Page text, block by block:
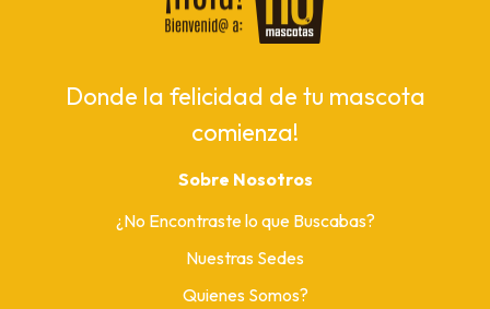
Donde la felicidad de tu mascota
comienza!
Sobre Nosotros
¿No Encontraste lo que Buscabas?
Nuestras Sedes
Quienes Somos?